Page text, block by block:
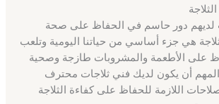
لديهم دور حاسم في الحفاظ على صحة
هي جزء أساسي من حياتنا اليومية وتلعب
على الأطعمة والمشروبات طازجة وصحية
أن يكون لديك فني ثلاجات محترف
اللازمة للحفاظ على كفاءة الثلاجة